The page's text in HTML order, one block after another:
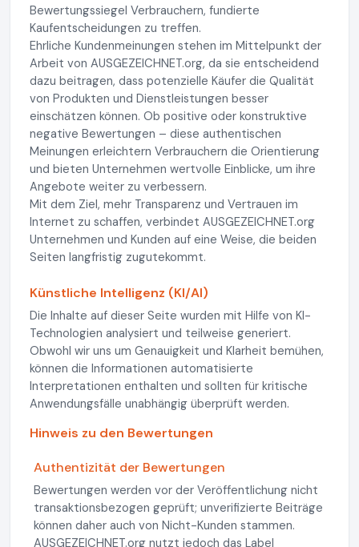
Bewertungssiegel Verbrauchern, fundierte
Kaufentscheidungen zu treffen.
Ehrliche Kundenmeinungen stehen im Mittelpunkt der
Arbeit von AUSGEZEICHNET.org, da sie entscheidend
dazu beitragen, dass potenzielle Käufer die Qualität
von Produkten und Dienstleistungen besser
einschätzen können. Ob positive oder konstruktive
negative Bewertungen – diese authentischen
Meinungen erleichtern Verbrauchern die Orientierung
und bieten Unternehmen wertvolle Einblicke, um ihre
Angebote weiter zu verbessern.
Mit dem Ziel, mehr Transparenz und Vertrauen im
Internet zu schaffen, verbindet AUSGEZEICHNET.org
Unternehmen und Kunden auf eine Weise, die beiden
Seiten langfristig zugutekommt.
Künstliche Intelligenz (KI/AI)
Die Inhalte auf dieser Seite wurden mit Hilfe von KI-
Technologien analysiert und teilweise generiert.
Obwohl wir uns um Genauigkeit und Klarheit bemühen,
können die Informationen automatisierte
Interpretationen enthalten und sollten für kritische
Anwendungsfälle unabhängig überprüft werden.
Hinweis zu den Bewertungen
Authentizität der Bewertungen
Bewertungen werden vor der Veröffentlichung nicht
transaktionsbezogen geprüft; unverifizierte Beiträge
können daher auch von Nicht-Kunden stammen.
AUSGEZEICHNET.org nutzt jedoch das Label